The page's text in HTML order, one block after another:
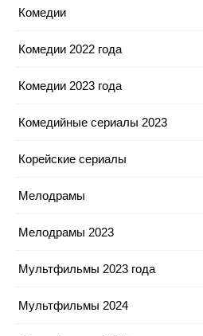
Комедии
Комедии 2022 года
Комедии 2023 года
Комедийные сериалы 2023
Корейские сериалы
Мелодрамы
Мелодрамы 2023
Мультфильмы 2023 года
Мультфильмы 2024